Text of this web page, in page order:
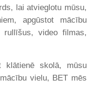
lai atvieglotu mūsu,
apgūstot mācību
rullīšus, video filmas,
skolā, mūsu
vielu, BET mēs